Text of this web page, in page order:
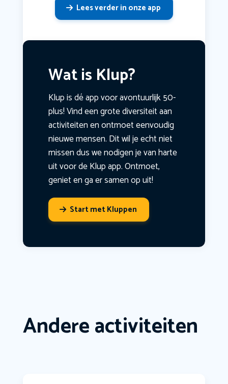
Lees verder in onze app
Wat is Klup?
Klup is dé app voor avontuurlijk 50-
plus! Vind een grote diversiteit aan
activiteiten en ontmoet eenvoudig
nieuwe mensen. Dit wil je echt niet
missen dus we nodigen je van harte
uit voor de Klup app. Ontmoet,
geniet en ga er samen op uit!
Start met Kluppen
Andere activiteiten